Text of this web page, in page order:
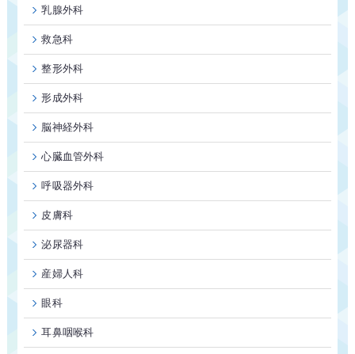
乳腺外科
救急科
整形外科
形成外科
脳神経外科
心臓血管外科
呼吸器外科
皮膚科
泌尿器科
産婦人科
眼科
耳鼻咽喉科